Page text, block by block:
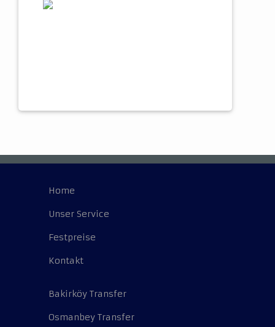
Home
Unser Service
Festpreise
Kontakt
Bakirköy Transfer
Osmanbey Transfer